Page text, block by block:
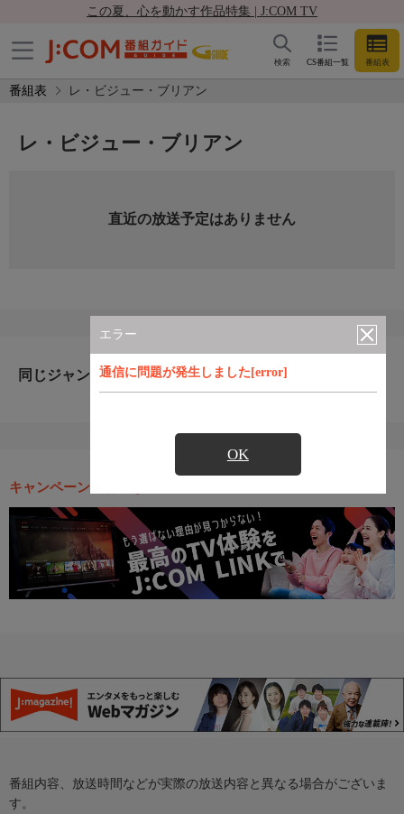
この夏、心を動かす作品特集 | J:COM TV
CS番組一覧 番組表
検索
番組表 レ・ビジュー・ブリアン
エラー
通信に問題が発生しました[error]
OK
レ・ビジュー・ブリアン
直近の放送予定はありません
同じジャンルのおすすめ番組
キャンペーン・お得な情報
番組内容、放送時間などが実際の放送内容と異なる場合がございま
す。